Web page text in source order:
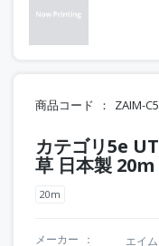
商品コード ZAIM-
カテゴリ5e
草 日本製 20m
20m
メーカー エイ